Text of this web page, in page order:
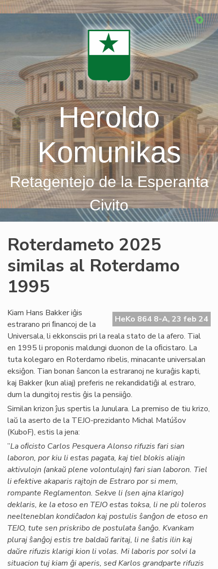
Skip
Heroldo
Komunikas
Retagentejo de la Esperanta
Civito
Roterdameto 2025
similas al Roterdamo
1995
HeKo 864 8-A, 23 feb 24
Kiam Hans Bakker iĝis
estrarano pri ﬁnancoj de la
Universala, li ekkonsciis pri la reala stato de la afero. Tial
en 1995 li proponis maldungi duonon de la oﬁcistaro. La
tuta kolegaro en Roterdamo ribelis, minacante universalan
eksiĝon. Tian bonan ŝancon la estraranoj ne kuraĝis kapti,
kaj Bakker (kun aliaj) preferis ne rekandidatiĝi al estraro,
dum la dungitoj restis ĝis la pensiiĝo.
Similan krizon ĵus spertis la Junulara. La premiso de tiu krizo,
laŭ la aserto de la TEJO-prezidanto Michal Matúšov
(KuboF), estis la jena:
”La oﬁcisto Carlos Pesquera Alonso rifuzis fari sian
laboron, por kiu li estas pagata, kaj tiel blokis aliajn
aktivulojn (ankaŭ plene volontulajn) fari sian laboron. Tiel
li efektive akaparis rajtojn de Estraro por si mem,
rompante Reglamenton. Sekve li (sen ajna klarigo)
deklaris, ke la etoso en TEJO estas toksa, li ne pli toleros
neelteneblan kondiĉadon kaj postulis ŝanĝon de etoso en
TEJO, tute sen priskribo de postulata ŝanĝo. Kvankam
pluraj ŝanĝoj estis tre baldaŭ faritaj, li ne ŝatis ilin kaj
daŭre rifuzis klarigi kion li volas. Mi laboris por solvi la
situacion tuj kiam ĝi aperis, sed Karlos grandparte rifuzis